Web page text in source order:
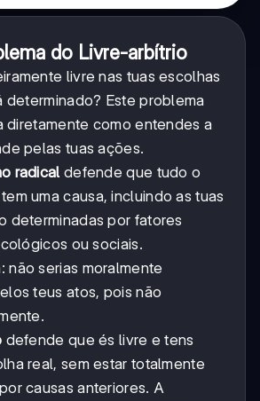
do Livre-arbítrio
livre nas tuas escolhas
determinado? Este problema
diretamente como entendes a
pelas tuas ações.
radical defende que tudo o
uma causa, incluindo as tuas
determinadas por fatores
ou sociais.
não serias moralmente
teus atos, pois não
defende que és livre e tens
real, sem estar totalmente
causas anteriores. A